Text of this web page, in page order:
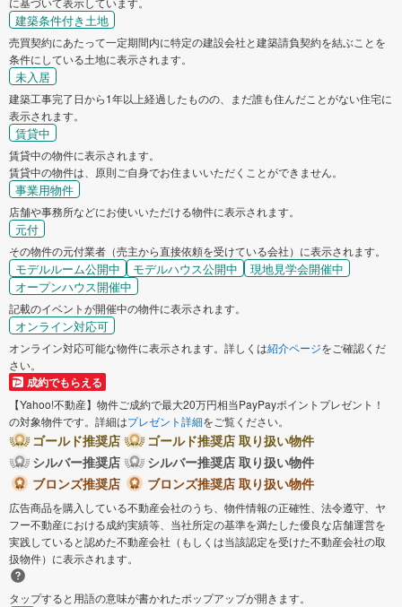
建築条件付き土地
売買契約にあたって一定期間内に特定の建設会社と建築請負契約を結ぶことを
条件にしている土地に表示されます。
未入居
建築工事完了日から1年以上経過したものの、まだ誰も住んだことがない住宅に
表示されます。
賃貸中
賃貸中の物件に表示されます。
賃貸中の物件は、原則ご自身でお住まいいただくことができません。
事業用物件
店舗や事務所などにお使いいただける物件に表示されます。
元付
その物件の元付業者（売主から直接依頼を受けている会社）に表示されます。
モデルルーム公開中 モデルハウス公開中
現地見学会開催中
オープンハウス開催中
記載のイベントが開催中の物件に表示されます。
オンライン対応可
オンライン対応可能な物件に表示されます。詳しくは紹介ページをご確認くだ
さい。
成約でもらえる
【Yahoo!不動産】物件ご成約で最大20万円相当PayPayポイントプレゼント！
の対象物件です。詳細はプレゼント詳細をご覧ください。
ゴールド推奨店
ゴールド推奨店 取り扱い物件
シルバー推奨店
シルバー推奨店 取り扱い物件
ブロンズ推奨店
ブロンズ推奨店 取り扱い物件
広告商品を購入している不動産会社のうち、物件情報の正確性、法令遵守、ヤ
フー不動産における成約実績等、当社所定の基準を満たした優良な店舗運営を
実践していると認めた不動産会社（もしくは当該認定を受けた不動産会社の取
扱物件）に表示されます。
タップすると用語の意味が書かれたポップアップが開きます。